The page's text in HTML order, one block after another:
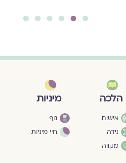
הלכה
אישות
נידה
מקווה
מיניות
גוף
חיי מיניות